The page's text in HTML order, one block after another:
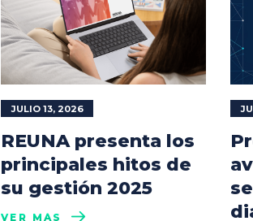
JULIO 13, 2026
REUNA presenta los
principales hitos de
su gestión 2025
VER MÁS